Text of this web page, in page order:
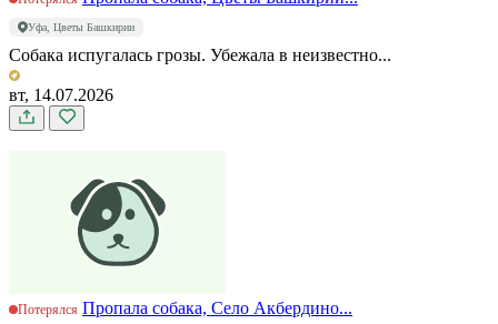
Уфа, Цветы Башкирии
Собака испугалась грозы. Убежала в неизвестно...
вт, 14.07.2026
Потерялся Пропала собака, Село Акбердино...